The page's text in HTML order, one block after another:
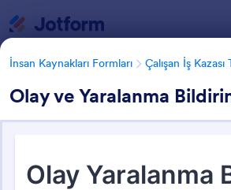
İnsan Kaynakları Formları Çalışan İş
Olay ve Yaralanma
İnsan Kaynakları Formları Çalışan İş
Form Şablonu Kategorileri